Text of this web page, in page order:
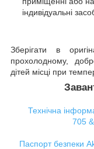
індивідуальні
Зберігати в
прохолодному,
дітей місці при
Технічна
705
Паспорт безпеки